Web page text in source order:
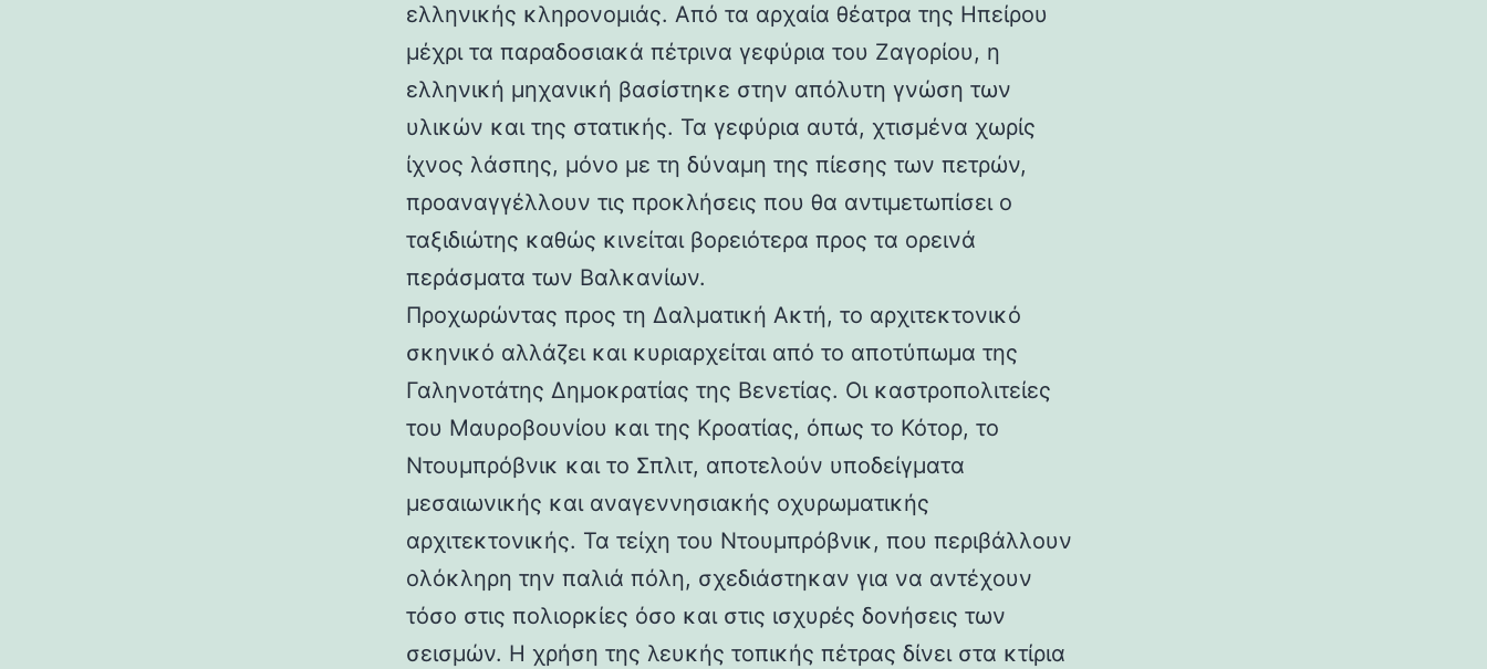
ελληνικής κληρονομιάς. Από τα αρχαία θέατρα της Ηπείρου
μέχρι τα παραδοσιακά πέτρινα γεφύρια του Ζαγορίου, η
ελληνική μηχανική βασίστηκε στην απόλυτη γνώση των
υλικών και της στατικής. Τα γεφύρια αυτά, χτισμένα χωρίς
ίχνος λάσπης, μόνο με τη δύναμη της πίεσης των πετρών,
προαναγγέλλουν τις προκλήσεις που θα αντιμετωπίσει ο
ταξιδιώτης καθώς κινείται βορειότερα προς τα ορεινά
περάσματα των Βαλκανίων.
Προχωρώντας προς τη Δαλματική Ακτή, το αρχιτεκτονικό
σκηνικό αλλάζει και κυριαρχείται από το αποτύπωμα της
Γαληνοτάτης Δημοκρατίας της Βενετίας. Οι καστροπολιτείες
του Μαυροβουνίου και της Κροατίας, όπως το Κότορ, το
Ντουμπρόβνικ και το Σπλιτ, αποτελούν υποδείγματα
μεσαιωνικής και αναγεννησιακής οχυρωματικής
αρχιτεκτονικής. Τα τείχη του Ντουμπρόβνικ, που περιβάλλουν
ολόκληρη την παλιά πόλη, σχεδιάστηκαν για να αντέχουν
τόσο στις πολιορκίες όσο και στις ισχυρές δονήσεις των
σεισμών. Η χρήση της λευκής τοπικής πέτρας δίνει στα κτίρια